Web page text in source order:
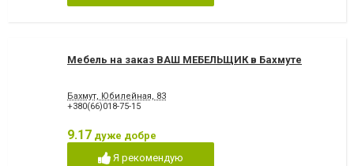
Мебель на заказ ВАШ МЕБЕЛЬЩИК в Бахмуте
Бахмут, Юбилейная, 83
+380(66)018-75-15
9.17 дуже добре
Я рекомендую